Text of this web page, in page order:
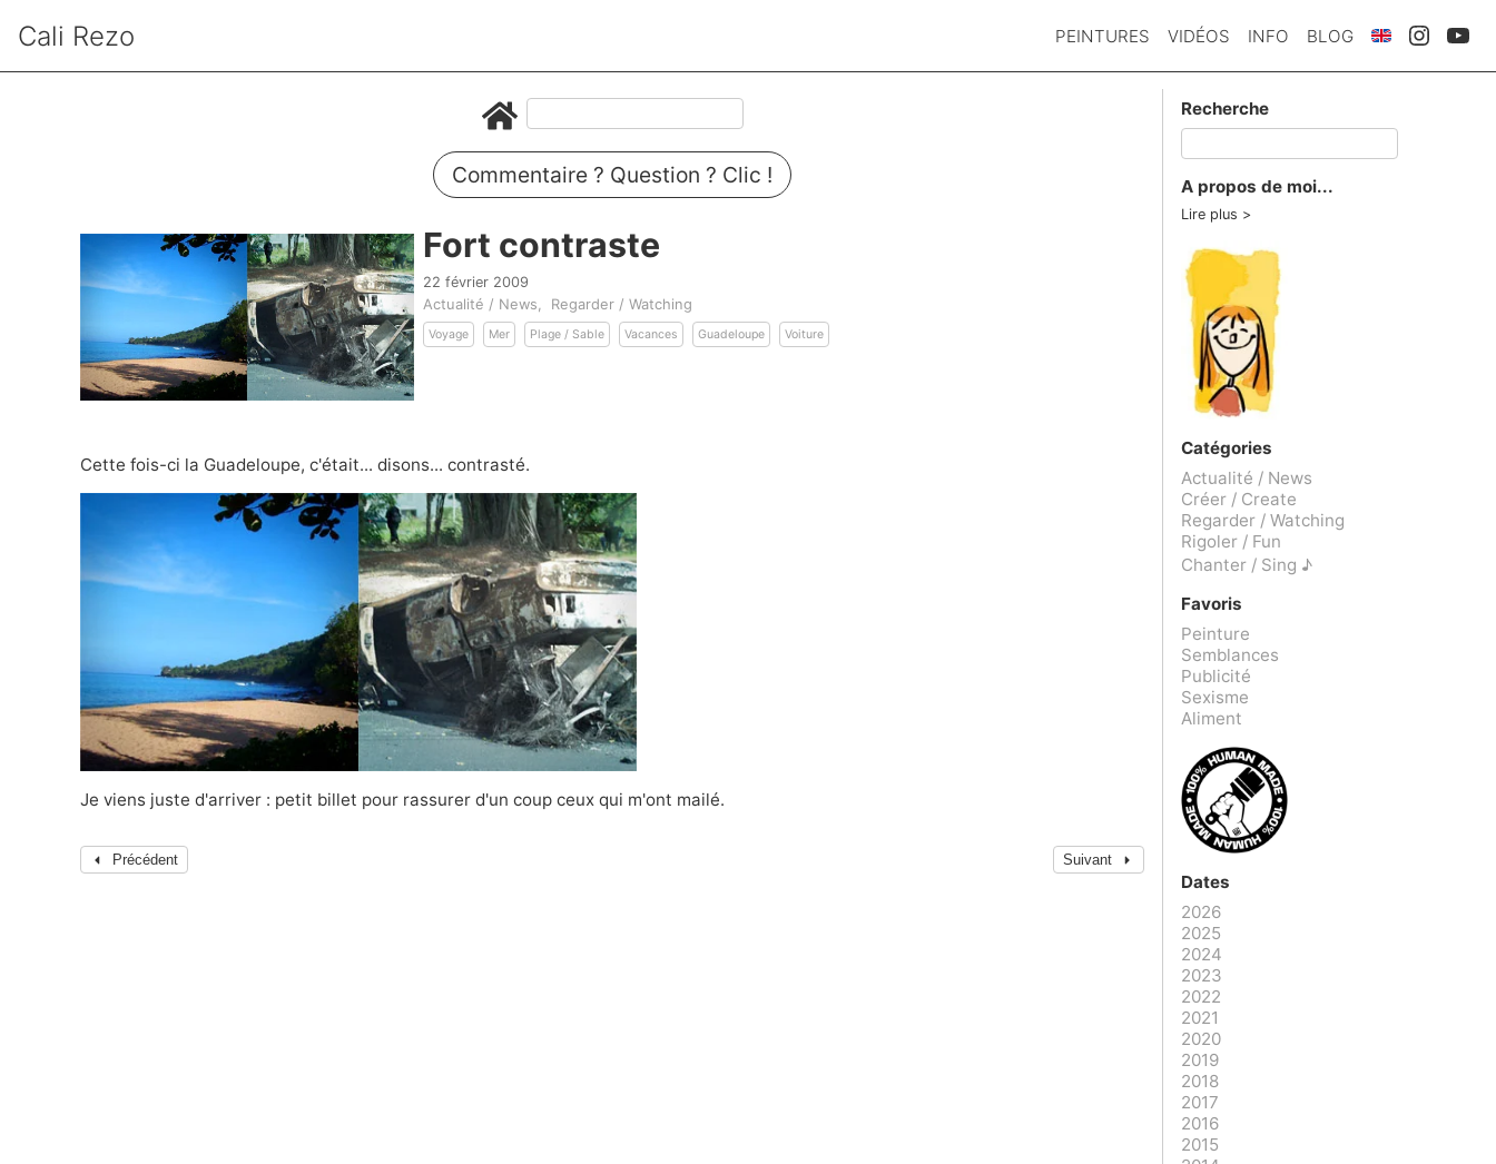
Cali Rezo PEINTURES VIDÉOS INFO BLOG
Commentaire ? Question ? Clic !
Fort contraste
22 février 2009
Actualité / News Regarder / Watching
Voyage Mer Plage / Sable Vacances Guadeloupe Voiture
Cette fois-ci la Guadeloupe, c'était... disons... contrasté.
Je viens juste d'arriver : petit billet pour rassurer d'un coup ceux qui m'ont mailé.
Précédent Suivant
Recherche
A propos de moi...
Lire plus
Catégories
Actualité / News
Créer / Create
Regarder / Watching
Rigoler / Fun
Chanter / Sing ♪
Favoris
Peinture
Semblances
Publicité
Sexisme
Aliment
Dates
2026
2025
2024
2023
2022
2021
2020
2019
2018
2017
2016
2015